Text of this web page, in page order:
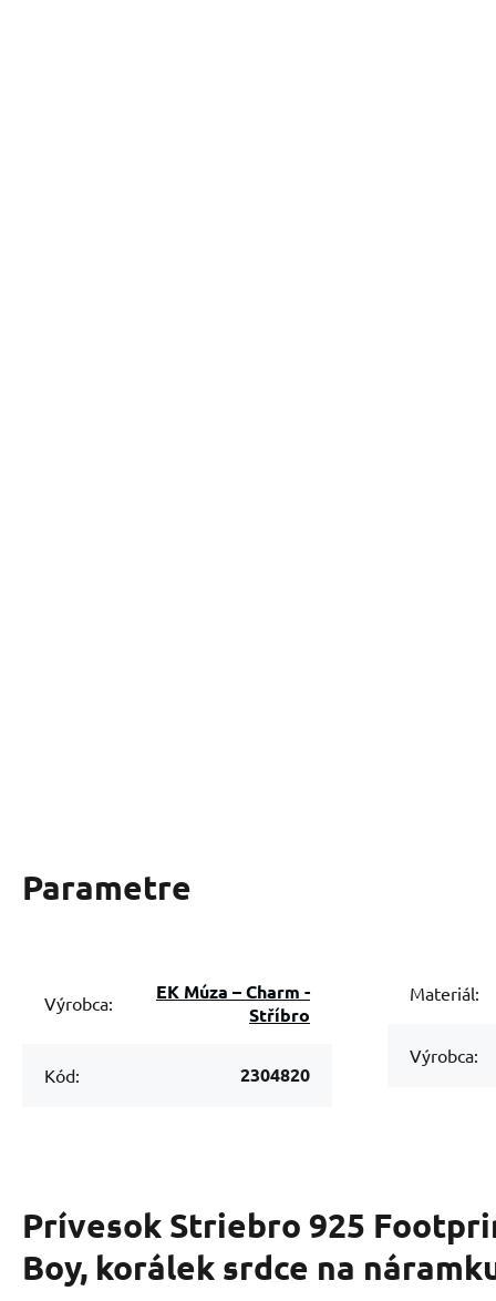
Parametre
Výrobca:
EK Múza – Charm -
Stříbro
Kód: 2304820
Materiál:
Výrobca:
Prívesok Striebro 925
Boy, korálek srdce na